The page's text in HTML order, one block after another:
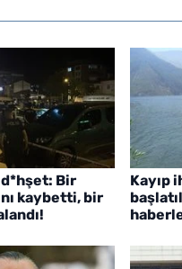
Bir
kaybetti, bir
Kayıp